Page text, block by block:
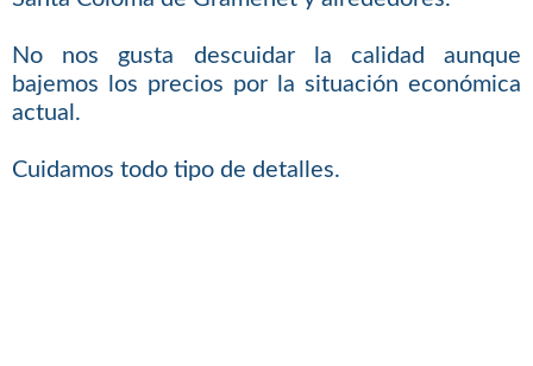
No nos gusta descuidar la calidad aunque
bajemos los precios por la situación económica
actual.
Cuidamos todo tipo de detalles.